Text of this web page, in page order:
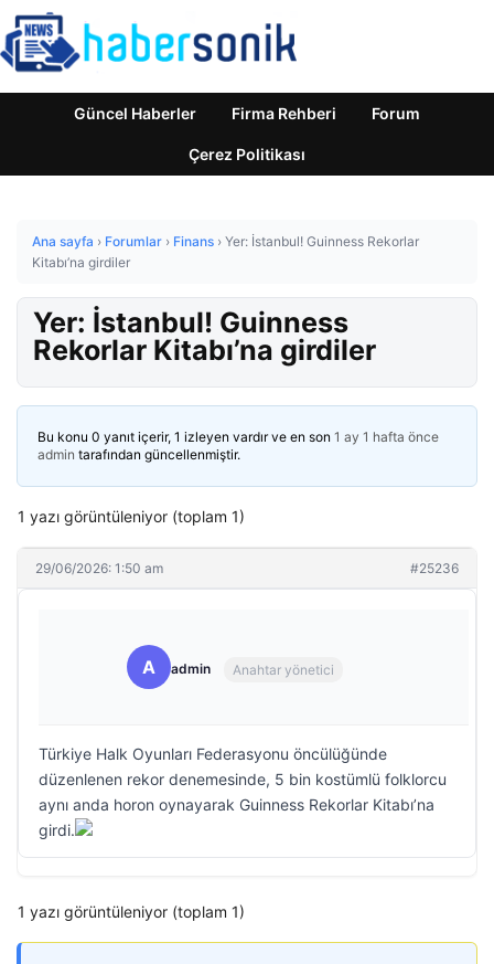
Güncel Haberler Firma Rehberi Forum
Çerez Politikası
Ana sayfa › Forumlar › Finans › Yer: İstanbul! Guinness Rekorlar
Kitabı’na girdiler
Yer: İstanbul! Guinness
Rekorlar Kitabı’na girdiler
Bu konu 0 yanıt içerir, 1 izleyen vardır ve en son 1 ay 1 hafta önce
admin tarafından güncellenmiştir.
1 yazı görüntüleniyor (toplam 1)
29/06/2026: 1:50 am #25236
A admin Anahtar yönetici
Türkiye Halk Oyunları Federasyonu öncülüğünde
düzenlenen rekor denemesinde, 5 bin kostümlü folklorcu
aynı anda horon oynayarak Guinness Rekorlar Kitabı’na
girdi.
1 yazı görüntüleniyor (toplam 1)